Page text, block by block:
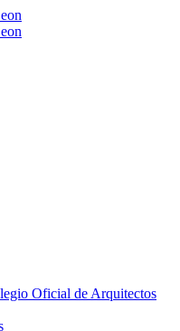
Oficial de Arquitectos